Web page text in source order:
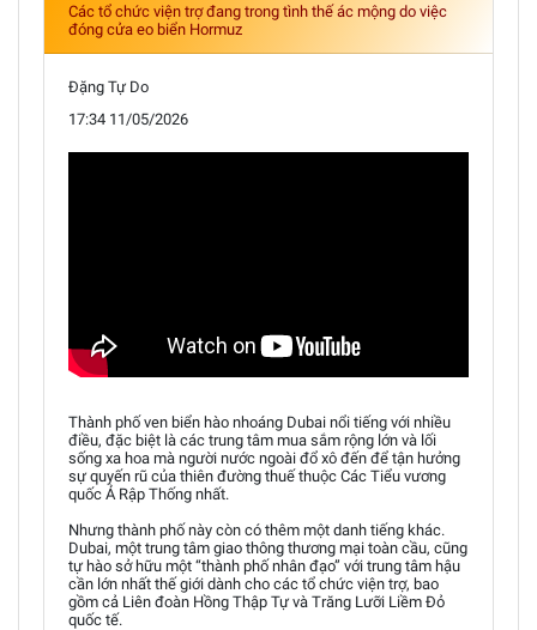
Các tổ chức viện trợ đang trong tình thế ác mộng do việc
đóng cửa eo biển Hormuz
Đặng Tự Do
17:34 11/05/2026
Thành phố ven biển hào nhoáng Dubai nổi tiếng với nhiều
điều, đặc biệt là các trung tâm mua sắm rộng lớn và lối
sống xa hoa mà người nước ngoài đổ xô đến để tận hưởng
sự quyến rũ của thiên đường thuế thuộc Các Tiểu vương
quốc Ả Rập Thống nhất.
Nhưng thành phố này còn có thêm một danh tiếng khác.
Dubai, một trung tâm giao thông thương mại toàn cầu, cũng
tự hào sở hữu một “thành phố nhân đạo” với trung tâm hậu
cần lớn nhất thế giới dành cho các tổ chức viện trợ, bao
gồm cả Liên đoàn Hồng Thập Tự và Trăng Lưỡi Liềm Đỏ
quốc tế.